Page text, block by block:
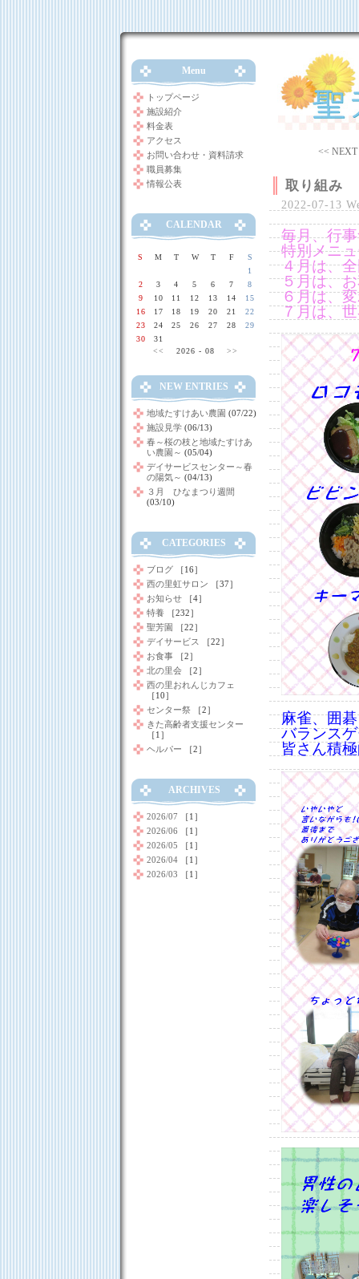
<< NEXT
取り組み
2022-07-13
毎月、行
特別メニ
４月は、
５月は、
６月は、
７月は、
麻雀、囲
バランス
皆さん積
Menu
トップページ
施設紹介
料金表
アクセス
お問い合わせ・資料請求
職員募集
情報公表
CALENDAR
S M T W T F
S
1
2
3 4 5 6 7
8
9
10 11 12 13 14
15
16
17 18 19 20 21
22
23
24 25 26 27 28
29
30
31
<<
2026 - 08 >>
NEW ENTRIES
地域たすけあい農園 (07/22)
施設見学 (06/13)
春～桜の枝と地域たすけあ
い農園～ (05/04)
デイサービスセンター～春
の陽気～ (04/13)
３月 ひなまつり週間
(03/10)
CATEGORIES
ブログ ［16］
西の里虹サロン ［37］
お知らせ ［4］
特養 ［232］
聖芳園
［22］
デイサービス
［22］
お食事 ［2］
北の里会 ［2］
西の里おれんじカフェ
［10］
センター祭 ［2］
きた高齢者支援センター
［1］
ヘルパー ［2］
ARCHIVES
2026/07 ［1］
2026/06 ［1］
2026/05 ［1］
2026/04 ［1］
2026/03 ［1］